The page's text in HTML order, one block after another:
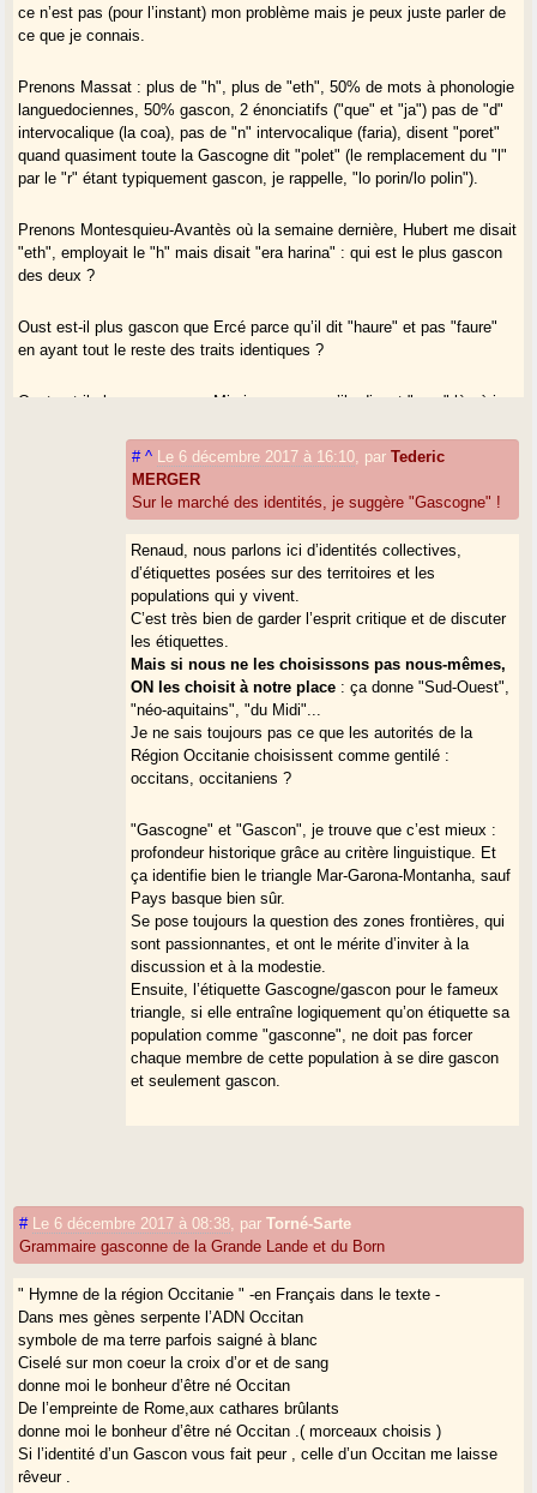
ce n’est pas (pour l’instant) mon problème mais je peux juste parler de
ce que je connais.
Prenons Massat : plus de "h", plus de "eth", 50% de mots à phonologie
languedociennes, 50% gascon, 2 énonciatifs ("que" et "ja") pas de "d"
intervocalique (la coa), pas de "n" intervocalique (faria), disent "poret"
quand quasiment toute la Gascogne dit "polet" (le remplacement du "l"
par le "r" étant typiquement gascon, je rappelle, "lo porin/lo polin").
Prenons Montesquieu-Avantès où la semaine dernière, Hubert me disait
"eth", employait le "h" mais disait "era harina" : qui est le plus gascon
des deux ?
Oust est-il plus gascon que Ercé parce qu’il dit "haure" et pas "faure"
en ayant tout le reste des traits identiques ?
Oust est-il plus gascon que Mimizan parce qu’ils disent "soar" là où je
Mimizan est-il plus gascon que Biscarrosse parce qu’on dit
systématiquement « ua » et eux « una » ?
Il n’y a pas de réponse. Comme il n’y a pas de définition claire, précise
et satisfaisante de la "langue". Je le dis dans l’avant-propos "définir un
dialecte, c’est en fin de compte, trancher dans le lard". Alors, je ne dis
pas qu’il est impossible d’élaborer un parler gascon "central" mais que
si on le fait, il ne pourra être justifié que pour des raisons identitaires et
pas linguistiques. Parce que "hasèva" est aussi gascon que hadia" :
HASÈVA : h = 1 point, s intervoc = 0 point car trait du languedocien,
èva = 1 point / HADIA : h= 1 point, d intervoc 1 point (typique du
gascon), ia = 0 point, trait du languedocien. Et ça, des centaines, des
milliers de fois !! Sans compter le pire, en fin de compte, le lexique.
"On prendrait le lexique du girondin pour la vigne, le yrénéen pour la
vous que le vocabuulaire de la vigne soit uniforme en Gironde ? Et puis,
est-on bien sûr que c’est un vocabulaire autochtone, on faisait du vin
partout en Gascogne. Vocabulaire du pastoralisme ? Pas de problème !
Le « pyrénéen » mais d’où ? De Béarn, de Bigorre, du Comminge, du
Couserans ? Du Béarn. Bon. Ne demandons pas pourquoi, du Béarn,
très bien. Vallée d’Aspe ? Barétous ? Ossau ? C’est sans fin...
Peut-être devrons-nous y arriver un jour mais ce sera « un nid à
emmerdes » pour parler poliment.
Non, pour celui qui met le nez dedans, d’un point de vue
dialectologique, il n’y a pas de frontière entre le languedocien et le
Chalosse que d’Urdos) mais ça marche aussi avec le reste...
dialectes, c’est « l’indépendance des aires linguistiques » des parlers
qui fait le gascon, pas le contraire. Et Théobald Lalanne l’avait bien
senti. Après, on peut faire de l’identité et dans ce cas-là, oui, il y a la
Gascogne, oui il y a le gascon mais mieux vaut ne pas rentrer trop
dans les détails... On a parlé de langue pluri-centrique. Comme je l’ai
déjà expliqué, pour moi, il n’y a pas de centre, ou, plutôt, le centre est
partout. Je dirais même que la langue est « omni-centrique ». J’ai
appris, dans la critique de mon livre par JJ Fénié sur Sud-Ouest (qui
m’accuse plus ou moins de « localisme ») que Jean-Louis Fossat
# ^ Le 6 décembre 2017 à 16:10 parTederic
MERGER
Sur le marché des identités, je suggère "Gascogne" !
Renaud, nous parlons ici d’identités collectives,
d’étiquettes posées sur des territoires et les
populations qui y vivent.
C’est très bien de garder l’esprit critique et de discuter
les étiquettes.
Mais si nous ne les choisissons pas nous-mêmes,
ON les choisit à notre place : ça donne "Sud-Ouest",
"néo-aquitains", "du Midi"...
Je ne sais toujours pas ce que les autorités de la
Région Occitanie choisissent comme gentilé :
occitans, occitaniens ?
"Gascogne" et "Gascon", je trouve que c’est mieux :
profondeur historique grâce au critère linguistique. Et
ça identifie bien le triangle Mar-Garona-Montanha, sauf
Pays basque bien sûr.
Se pose toujours la question des zones frontières, qui
sont passionnantes, et ont le mérite d’inviter à la
discussion et à la modestie.
Ensuite, l’étiquette Gascogne/gascon pour le fameux
triangle, si elle entraîne logiquement qu’on étiquette sa
population comme "gasconne", ne doit pas forcer
chaque membre de cette population à se dire gascon
et seulement gascon.
# Le 6 décembre 2017 à 08:38 parTorné-Sarte
Grammaire gasconne de la Grande Lande et du Born
" Hymne de la région Occitanie " -en Français dans le texte -
Dans mes gènes serpente l’ADN Occitan
symbole de ma terre parfois saigné à blanc
Ciselé sur mon coeur la croix d’or et de sang
donne moi le bonheur d’être né Occitan
De l’empreinte de Rome,aux cathares brûlants
donne moi le bonheur d’être né Occitan .( morceaux choisis )
Si l’identité d’un Gascon vous fait peur , celle d’un Occitan me laisse
rêveur .